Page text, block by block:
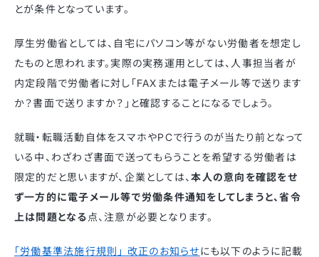
とが条件となっています。
厚生労働省としては、自宅にパソコン等がない労働者を想定し
たものと思われます。実際の実務運用としては、人事担当者が
内定段階で労働者に対し「FAXまたは電子メール等で送ります
か？書面で送りますか？」と確認することになるでしょう。
就職・転職活動自体をスマホやPCで行うのが当たり前となって
いる中、わざわざ書面で送ってもらうことを希望する労働者は
限定的だと思いますが、企業としては、本人の意向を確認をせ
ず一方的に電子メール等で労働条件通知をしてしまうと、省令
上は問題となる 点、注意が必要となります。
｢労働基準法施⾏規則｣ 改正のお知らせにも以下のように記載